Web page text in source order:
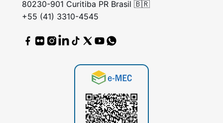
80230-901 Curitiba PR Brasil 🇧🇷
+55 (41) 3310-4545